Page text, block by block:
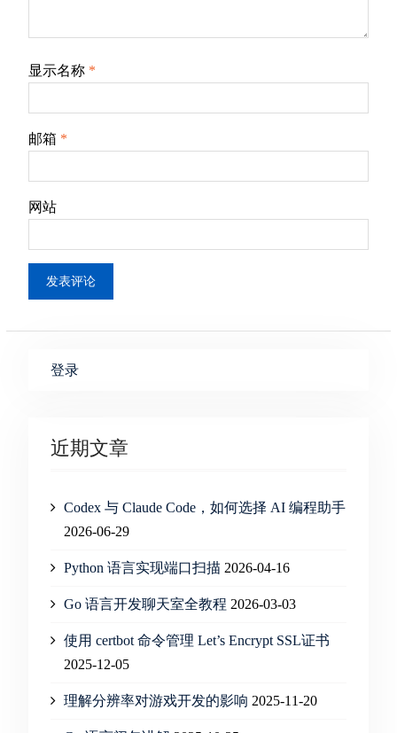
显示名称 *
邮箱 *
网站
登录
近期文章
Codex 与 Claude Code，如何选择 AI 编程助手
2026-06-29
Python 语言实现端口扫描 2026-04-16
Go 语言开发聊天室全教程 2026-03-03
使用 certbot 命令管理 Let’s Encrypt SSL证书
2025-12-05
理解分辨率对游戏开发的影响 2025-11-20